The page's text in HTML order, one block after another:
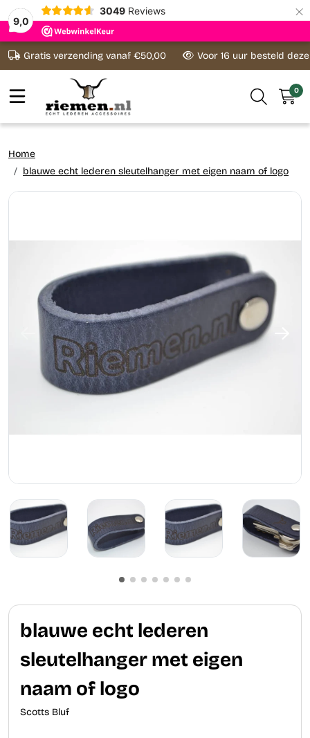
9,0
3049 Reviews ×
Ga naar content
Gratis verzending vanaf €50,00 Voor 16 uur besteld
0
Home
blauwe echt lederen sleutelhanger met eigen naam of logo
blauwe echt lederen
sleutelhanger met eigen
naam of logo
Scotts Bluf